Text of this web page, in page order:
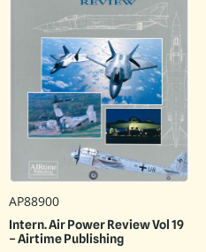
AP88900
Intern. Air Power Review Vol 19
– Airtime Publishing